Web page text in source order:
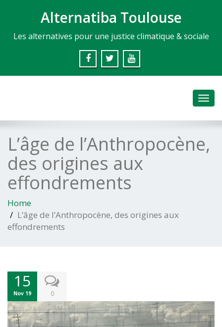
Alternatiba Toulouse
Les alternatives pour une justice climatique & sociale
L’âge de l’Anthropocène,
des origines aux
effondrements
Home
L’âge de l’Anthropocène, des origines aux
effondrements
15
Nov 19 0